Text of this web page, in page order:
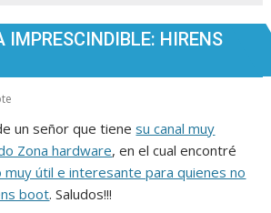
IMPRESCINDIBLE: HIRENS
un señor que tienesu canal muy
Zona hardware, en el cual encontré
útil e interesante para quienes no
boot. Saludos!!!